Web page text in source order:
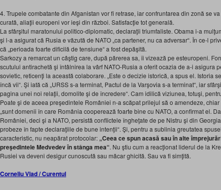
4. Trupele combatante din Afganistan vor fi retrase, iar confruntarea din zonă se
curată, aliaţii europeni vor ieşi din război. Satisfacţie tot generală.
La sfârşitul maratonului politico-diplomatic, declaraţii triumfaliste. Obama i-a
şi l-a asigurat că Rusia e văzută de NATO „ca partener, nu ca adversar“. În ce-l
că „perioada foarte dificilă de tensiune“ a fost depăşită.
Sarkozy a remarcat un câştig care, după părerea sa, îi vizează pe esteuropeni.
scutului antirachetă şi întâlnirea la vârf NATO-Rusia a oferit ocazia de a-i asigura
sovietic, reticenţi la această colaborare. „Este o decizie istorică, a spus el. Istoria
încă vii“. Şi iată că „URSS s-a terminat, Pactul de la Varşovia s-a terminat“, iar
pagina unei noi relaţii, domolite şi de încredere“. Cam idilică viziunea, totuşi,
Poate şi de aceea preşedintele României n-a scăpat prilejul să o amendeze,
„sunt domenii în care România cooperează foarte bine cu NATO, a confirmat el.
României, deci şi a NATO, persistă conflictele îngheţate de pe Nistru şi din
probeze în fapte declaraţiile de bune intenţii“. Şi, pentru a sublinia greutatea
caracteristic, nu neapărat protocolar: „Ceea ce spun acasă sau în alte
preşedintele Medvedev în stânga mea“. Nu ştiu cum a reacţionat liderul de la
Rusiei va deveni desigur cunoscută sau măcar ghicită. Sau va fi simţită.
Corneliu Vlad / Curentul